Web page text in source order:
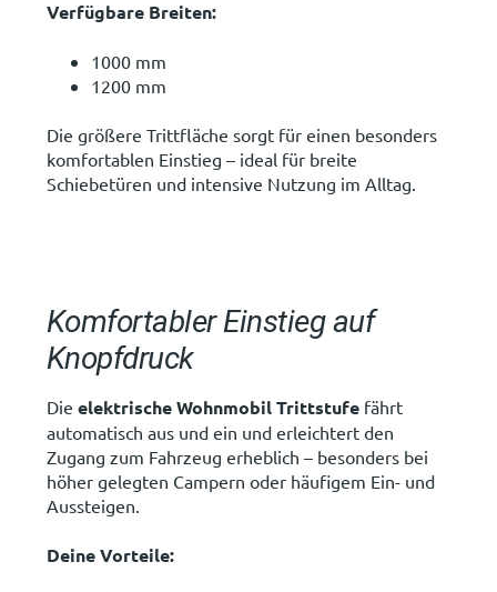
Verfügbare Breiten:
1000 mm
1200 mm
Die größere Trittfläche sorgt für einen besonders
komfortablen Einstieg – ideal für breite
Schiebetüren und intensive Nutzung im Alltag.
Komfortabler Einstieg auf
Knopfdruck
Die elektrische Wohnmobil Trittstufefährt
automatisch aus und ein und erleichtert den
Zugang zum Fahrzeug erheblich – besonders bei
höher gelegten Campern oder häufigem Ein- und
Aussteigen.
Deine Vorteile: